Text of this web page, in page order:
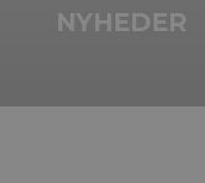
NYHEDER